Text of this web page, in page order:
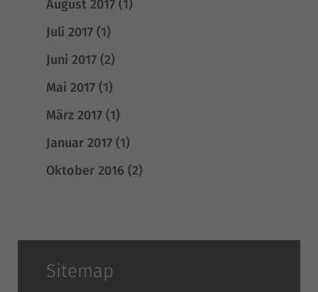
August 2017(1)
Juli 2017(1)
Juni 2017(2)
Mai 2017(1)
März 2017(1)
Januar 2017(1)
Oktober 2016 (2)
Sitemap